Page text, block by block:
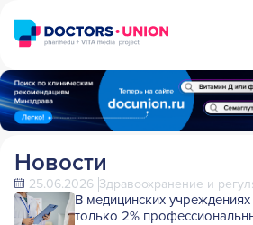
Новости
25.06.2026 Здравоохранение и
В медицинских
только 2%